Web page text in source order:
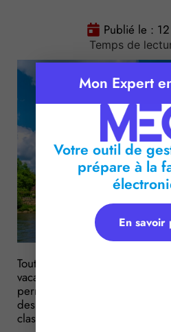
Publié le :
Temps de
Tout comme les hôtels ou les
vacances peuvent faire l’objet
permettant d’informer les
des prestations proposées. Les
classement sont revues…
Mon Expert
Votre outil de
prépare à la
En savoir